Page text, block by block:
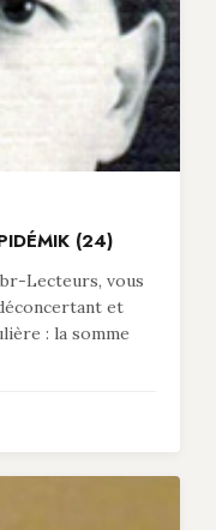
(24)
Lecteurs, vous
et
: la somme